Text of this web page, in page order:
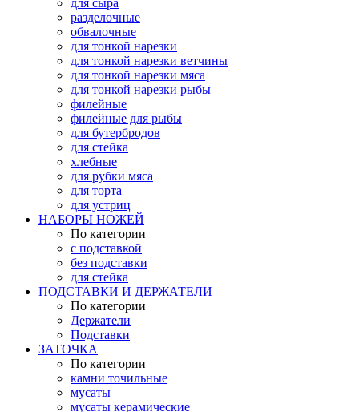
разделочные
обвалочные
для тонкой нарезки
для тонкой нарезки ветчины
для тонкой нарезки мяса
для тонкой нарезки рыбы
филейные
филейные для рыбы
для бутербродов
для стейка
хлебные
для рубки мяса
для торта
для устриц
НАБОРЫ НОЖЕЙ
По категории
с подставкой
без подставки
для стейка
ПОДСТАВКИ И ДЕРЖАТЕЛИ
По категории
Держатели
Подставки
ЗАТОЧКА
По категории
камни точильные
мусаты
мусаты керамические